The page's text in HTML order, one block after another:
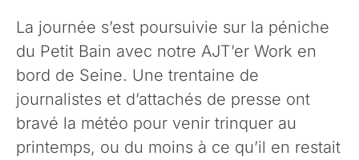
La journée s’est poursuivie sur la péniche
du Petit Bain avec notre AJT’er Work en
bord de Seine. Une trentaine de
journalistes et d’attachés de presse ont
bravé la météo pour venir trinquer au
printemps, ou du moins à ce qu’il en restait